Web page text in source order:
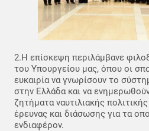
2.Η επίσκεψη περιλάμβανε
του Υπουργείου μας, όπου οι
ευκαιρία να γνωρίσουν το
στην Ελλάδα και να
ζητήματα ναυτιλιακής
έρευνας και διάσωσης για τα
ενδιαφέρον.